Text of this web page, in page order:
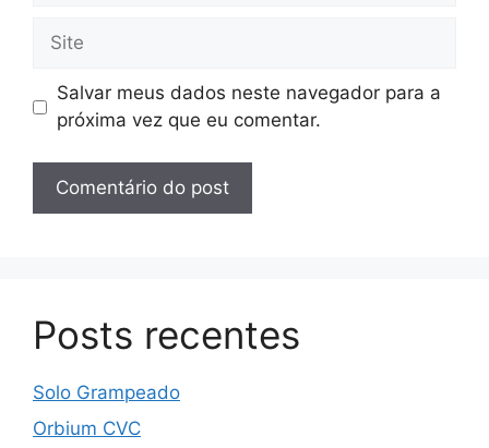
Site
Salvar meus dados neste navegador para a
próxima vez que eu comentar.
Posts recentes
Solo Grampeado
Orbium CVC